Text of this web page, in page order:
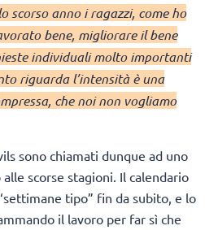
scorso anno i ragazzi, come ho
bene, migliorare il bene
individuali molto importanti
riguarda l’intensità è una
che noi non vogliamo
sono chiamati dunque ad uno
scorse stagioni. Il calendario
tipo” fin da subito, e lo
il lavoro per far sì che